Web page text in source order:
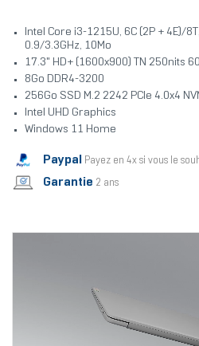
Intel Core i3-1215U, 6C (2P + 4E)/
0.9/3.3GHz, 10Mo
17.3" HD+ (1600x900) TN 250nits
8Go DDR4-3200
256Go SSD M.2 2242 PCIe 4.0x4
Intel UHD Graphics
Windows 11 Home
Paypal Payez en 4x si vous le
Garantie 2 ans